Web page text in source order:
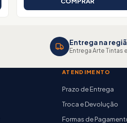
Entrega na
Entrega Arte Tintas
ATENDIMENTO
Prazo de Entrega
Troca e Devolução
Formas de